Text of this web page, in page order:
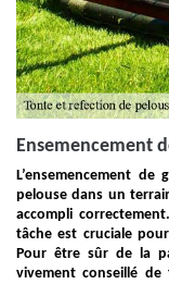
Ensemencement
L’ensemencement
pelouse dans un
accompli
tâche est cruciale
Pour être sûr de la
vivement conseillé